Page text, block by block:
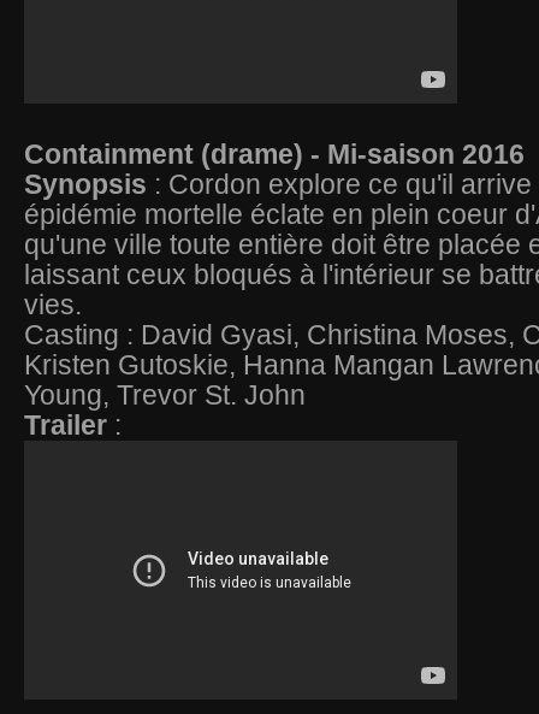
Containment (drame) - Mi-saison 2016
Synopsis : Cordon explore ce qu'il
épidémie mortelle éclate en plein coeur
qu'une ville toute entière doit être placée
laissant ceux bloqués à l'intérieur se
vies.
Casting : David Gyasi, Christina Moses,
Kristen Gutoskie, Hanna Mangan
Young, Trevor St. John
Trailer :